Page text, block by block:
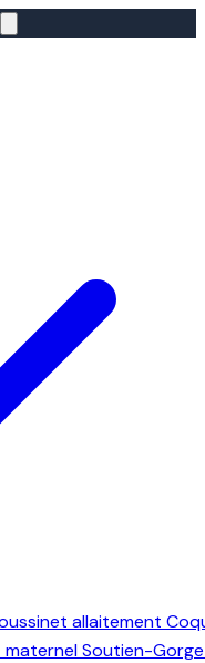
allaitement
maternelSoutien-